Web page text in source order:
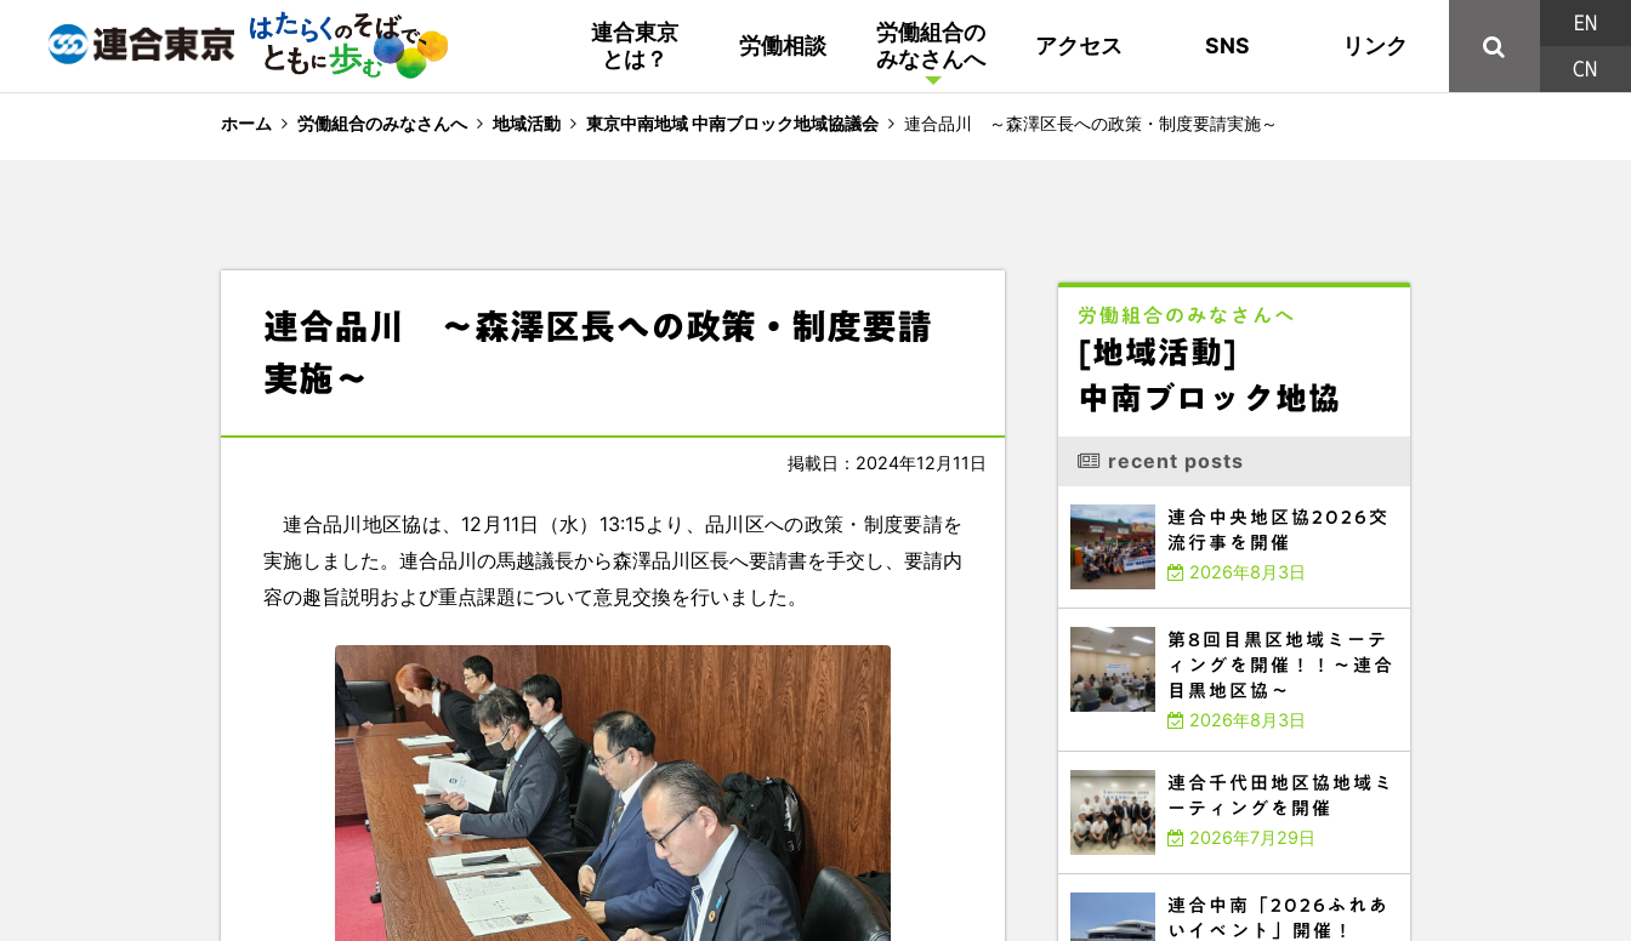
連合東京
とは？
組織概要 44の構成組織 主な取り組み
労働相談
労働組合の
みなさんへ
活動 地域活動 資料
東京NET ログイン
アクセス
連合東京 東部ブロック地協 西北ブロック
SNS
Facebook YouTube X/Twitter
リンク
EN
CN
ホーム 労働組合のみなさんへ 地域活動 東京中南地域 中南ブロック地域協議会 連合品川 ～森澤区長への政策・制度要請実施～
連合品川 ～森澤区長への政策・制度要請
実施～
掲載日：2024年12月11日
連合品川地区協は、12月11日（水）13:15より、品川区への政策・制度要請を
実施しました。連合品川の馬越議長から森澤品川区長へ要請書を手交し、要請内
容の趣旨説明および重点課題について意見交換を行いました。
労働組合のみなさんへ
[地域活動]
中南ブロック地協
recent posts
連合中央地区協2026交
流行事を開催
2026年8月3日
第8回目黒区地域ミーテ
ィングを開催！！～連合
目黒地区協～
2026年8月3日
連合千代田地区協地域ミ
ーティングを開催
2026年7月29日
連合中南「2026ふれあ
いイベント」開催！